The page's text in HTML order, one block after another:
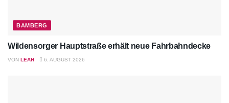
BAMBERG
Wildensorger Hauptstraße erhält neue Fahrbahndecke
VON LEAH 6. AUGUST 2026